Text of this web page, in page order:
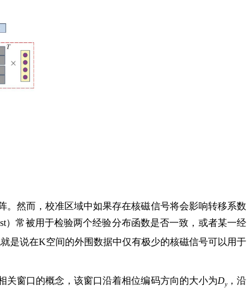
然而，校准区域中如果存在核磁信号将会影响转移系数
）常被用于检验两个经验分布函数是否一致，或者某一经
是说在K空间的外围数据中仅有极少的核磁信号可以用于
窗口的概念，该窗口沿着相位编码方向的大小为Dy ，沿